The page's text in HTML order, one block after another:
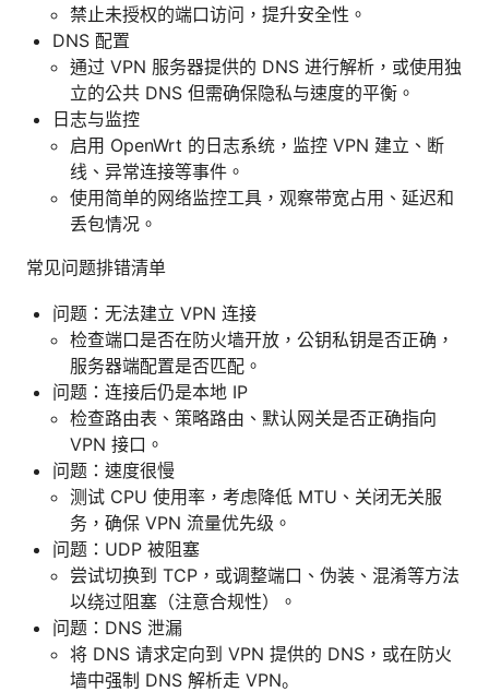
禁止未授权的端口访问，提升安全性。
DNS 配置
通过 VPN 服务器提供的 DNS 进行解析，或使用独
立的公共 DNS 但需确保隐私与速度的平衡。
日志与监控
启用 OpenWrt 的日志系统，监控 VPN 建立、断
线、异常连接等事件。
使用简单的网络监控工具，观察带宽占用、延迟和
丢包情况。
常见问题排错清单
问题：无法建立 VPN 连接
检查端口是否在防火墙开放，公钥私钥是否正确，
服务器端配置是否匹配。
问题：连接后仍是本地 IP
检查路由表、策略路由、默认网关是否正确指向
VPN 接口。
问题：速度很慢
测试 CPU 使用率，考虑降低 MTU、关闭无关服
务，确保 VPN 流量优先级。
问题：UDP 被阻塞
尝试切换到 TCP，或调整端口、伪装、混淆等方法
以绕过阻塞（注意合规性）。
问题：DNS 泄漏
将 DNS 请求定向到 VPN 提供的 DNS，或在防火
墙中强制 DNS 解析走 VPN。